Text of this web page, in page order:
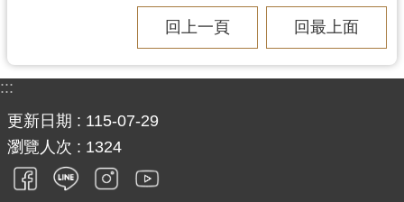
回上一頁 回最上面
:::
更新日期
115-07-29
瀏覽人次
1324